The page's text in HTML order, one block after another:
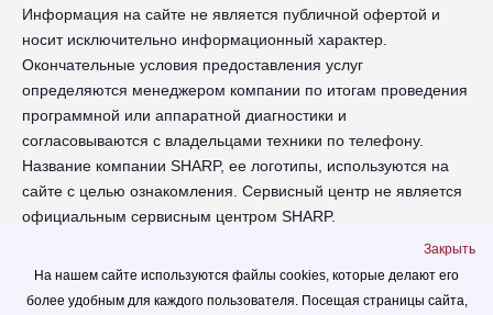
Информация на сайте не является публичной офертой и
носит исключительно информационный характер.
Окончательные условия предоставления услуг
определяются менеджером компании по итогам проведения
программной или аппаратной диагностики и
согласовываются с владельцами техники по телефону.
Название компании SHARP, ее логотипы, используются на
сайте с целью ознакомления. Сервисный центр не является
официальным сервисным центром SHARP.
chl-sharp.russupports.com - Сервисный центр SHARP в
Челябинске - сайт сервисного центра RUSSUPPORT по
На нашем сайте используются файлы cookies, которые делают его
более удобным для каждого пользователя. Посещая страницы сайта,
Закрыть